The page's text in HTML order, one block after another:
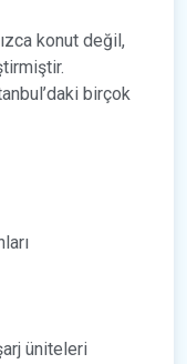
konut değil,
birçok
üniteleri